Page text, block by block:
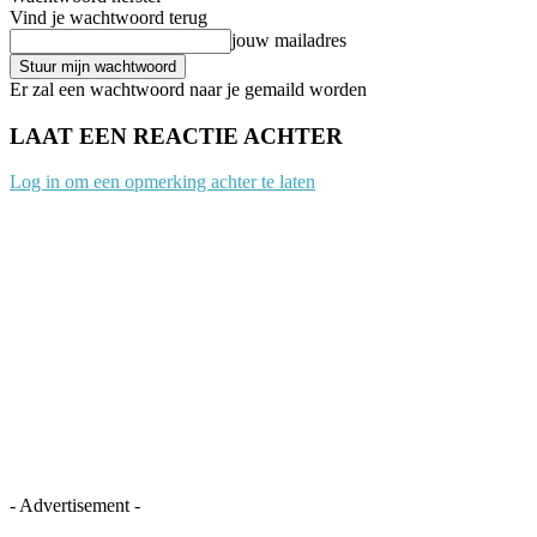
Vind je wachtwoord terug
jouw mailadres
Er zal een wachtwoord naar je gemaild worden
LAAT EEN REACTIE ACHTER
Log in om een opmerking achter te laten
- Advertisement -